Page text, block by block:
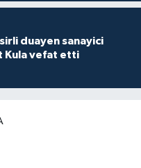
duayen sanayici
Kula vefat etti